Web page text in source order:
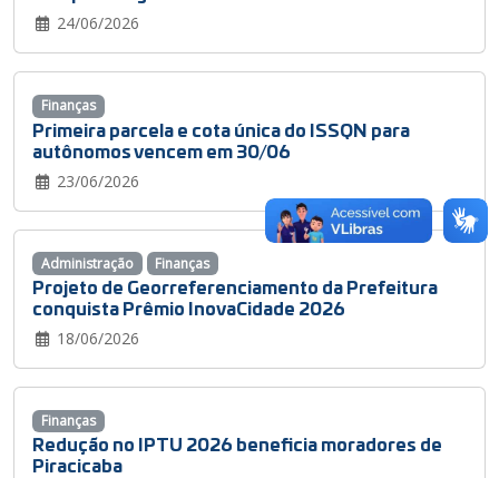
24/06/2026
Primeira parcela e cota única do ISSQN para
autônomos vencem em 30/06
23/06/2026
Finanças
Projeto de Georreferenciamento da Prefeitura
conquista Prêmio InovaCidade 2026
18/06/2026
Administração Finanças
Redução no IPTU 2026 beneficia moradores de
Piracicaba
Finanças